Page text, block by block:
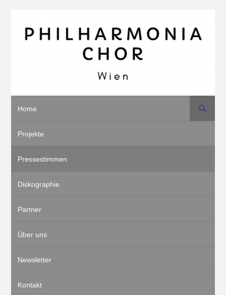
Home
Projekte
Pressestimmen
Diskographie
Partner
Über uns
Newsletter
Kontakt
Suche